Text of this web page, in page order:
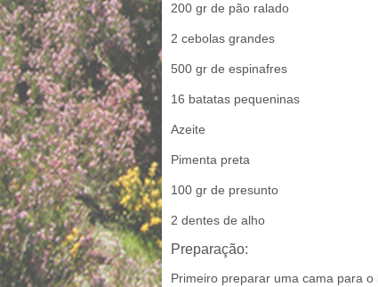
200 gr de pão ralado
2 cebolas grandes
500 gr de espinafres
16 batatas pequeninas
Azeite
Pimenta preta
100 gr de presunto
2 dentes de alho
Preparação:
Primeiro preparar uma cama para